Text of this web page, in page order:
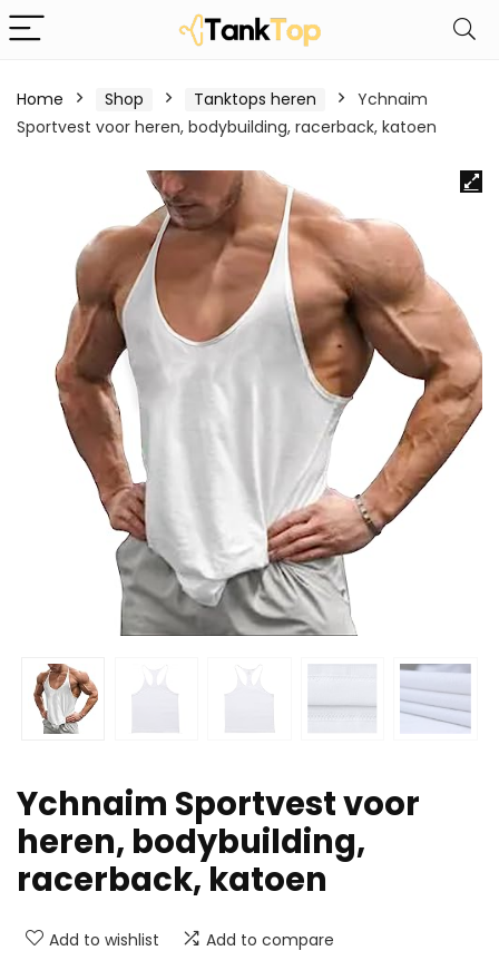
Home Shop Tanktops heren
Ychnaim
Sportvest voor heren, bodybuilding, racerback, katoen
Ychnaim Sportvest voor
heren, bodybuilding,
racerback, katoen
Add to wishlist Add to compare